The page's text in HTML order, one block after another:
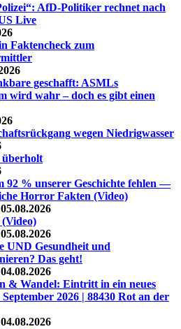
AfD-Politiker rechnet nach
Live
Faktencheck zum
geschafft: ASMLs
wird wahr – doch es gibt einen
wegen Niedrigwasser
überholt
92 % unserer Geschichte fehlen —
Horror Fakten (Video)
05.08.2026
05.08.2026
UND Gesundheit und
Das geht!
04.08.2026
& Wandel: Eintritt in ein neues
2026 | 88430 Rot an der
04.08.2026